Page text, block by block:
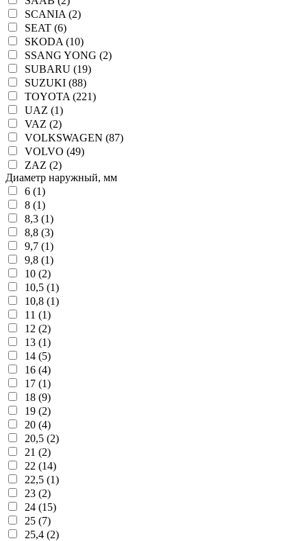
SCANIA (2)
SEAT (6)
SKODA (10)
SSANG YONG (2)
SUBARU (19)
SUZUKI (88)
TOYOTA (221)
UAZ (1)
VAZ (2)
VOLKSWAGEN (87)
VOLVO (49)
ZAZ (2)
Диаметр наружный, мм
6 (1)
8 (1)
8,3 (1)
8,8 (3)
9,7 (1)
9,8 (1)
10 (2)
10,5 (1)
10,8 (1)
11 (1)
12 (2)
13 (1)
14 (5)
16 (4)
17 (1)
18 (9)
19 (2)
20 (4)
20,5 (2)
21 (2)
22 (14)
22,5 (1)
23 (2)
24 (15)
25 (7)
25,4 (2)